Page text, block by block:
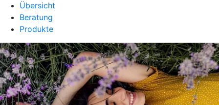
Übersicht
Beratung
Produkte